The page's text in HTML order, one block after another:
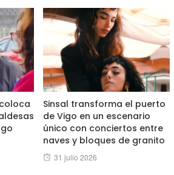
Sinsal transforma el puerto
de Vigo en un escenario
único con conciertos entre
naves y bloques de granito
Posted
31 julio 2026